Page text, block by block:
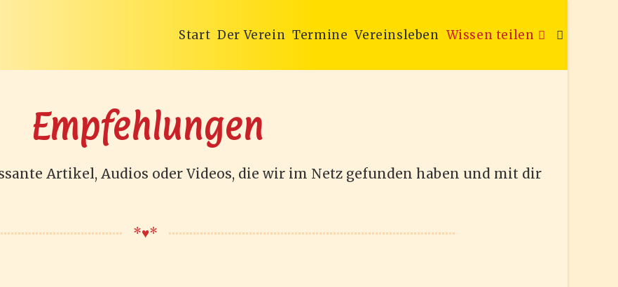
Start Der Verein Termine Vereinsleben Wissen teilen Website-
Empfehlungen
Artikel, Audios oder Videos, die wir im Netz gefunden haben und mit dir
*♥️*